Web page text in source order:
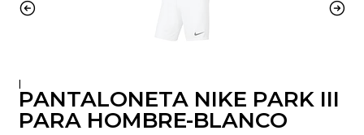
|
PANTALONETA NIKE PARK III
PARA HOMBRE-BLANCO